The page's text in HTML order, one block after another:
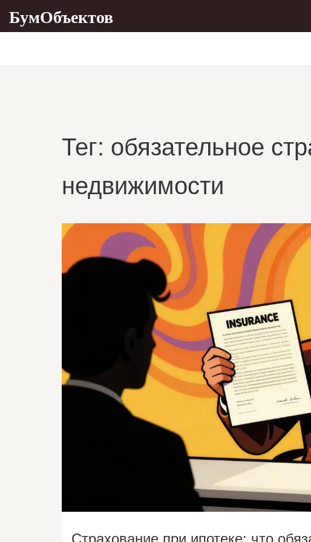
БумОбъектов
Тег: обязательное
недвижимости
Страхование при ипотеке: что